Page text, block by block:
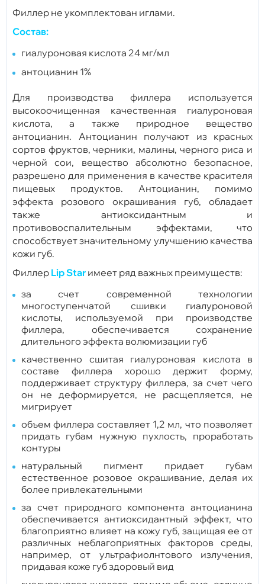
Филлер не укомплектован иглами.
Состав:
гиалуроновая кислота 24 мг/мл
антоцианин 1%
Для производства филлера используется
высокоочищенная качественная гиалуроновая
кислота, а также природное вещество
антоцианин. Антоцианин получают из красных
сортов фруктов, черники, малины, черного риса и
черной сои, вещество абсолютно безопасное,
разрешено для применения в качестве красителя
пищевых продуктов. Антоцианин, помимо
эффекта розового окрашивания губ, обладает
также антиоксидантным и
противовоспалительным эффектами, что
способствует значительному улучшению качества
кожи губ.
Филлер Lip Star имеет ряд важных преимуществ:
за счет современной технологии
многоступенчатой сшивки гиалуроновой
кислоты, используемой при производстве
филлера, обеспечивается сохранение
длительного эффекта волюмизации губ
качественно сшитая гиалуроновая кислота в
составе филлера хорошо держит форму,
поддерживает структуру филлера, за счет чего
он не деформируется, не расщепляется, не
мигрирует
объем филлера составляет 1,2 мл, что позволяет
придать губам нужную пухлость, проработать
контуры
натуральный пигмент придает губам
естественное розовое окрашивание, делая их
более привлекательными
за счет природного компонента антоцианина
обеспечивается антиоксидантный эффект, что
благоприятно влияет на кожу губ, защищая ее от
различных неблагоприятных факторов среды,
например, от ультрафиолнтового излучения,
придавая коже губ здоровый вид